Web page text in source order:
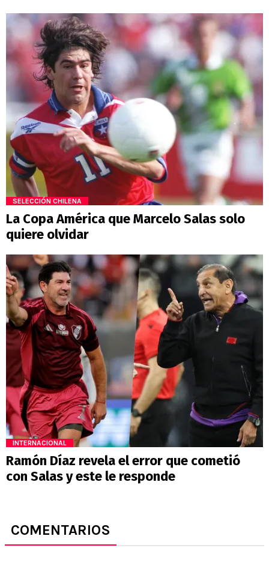
SELECCIÓN CHILENA
La Copa América que Marcelo Salas solo
quiere olvidar
INTERNACIONAL
Ramón Díaz revela el error que cometió
con Salas y este le responde
COMENTARIOS